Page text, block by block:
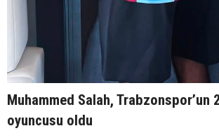
Muhammed Salah, Trabzonspor’un
oyuncusu oldu